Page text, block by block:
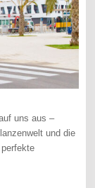
uns aus –
und die